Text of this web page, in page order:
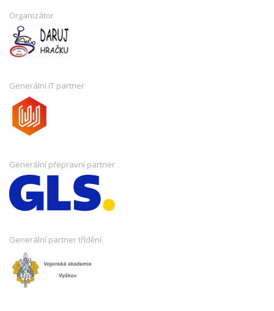
Organizátor
Generální IT partner
Generální přepravní partner
Generální partner třídění